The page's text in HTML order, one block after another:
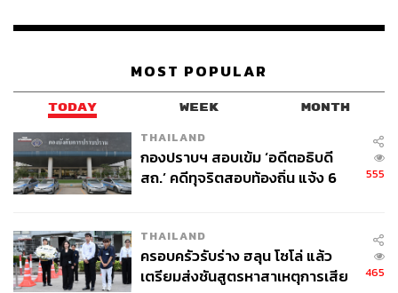
MOST POPULAR
TODAY WEEK MONTH
THAILAND
กองปราบฯ สอบเข้ม ‘อดีตอธิบดี
สถ.’ คดีทุจริตสอบท้องถิ่น แจ้ง 6
555
THAILAND
ครอบครัวรับร่าง ฮลุน โซโล่ แล้ว
เตรียมส่งชันสูตรหาสาเหตุการเสีย
465